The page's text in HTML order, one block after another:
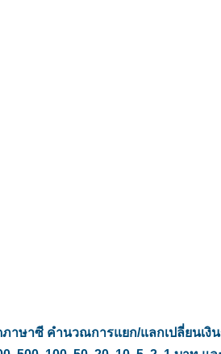
าษาซี คำนวณการแยก/แลกเปลี่ยนเงิ